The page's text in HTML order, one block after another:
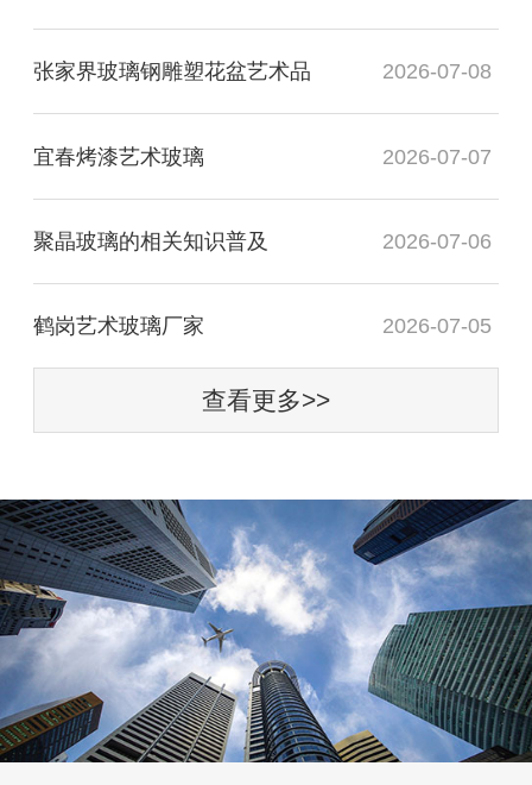
张家界玻璃钢雕塑花盆艺术品 2026-07-08
宜春烤漆艺术玻璃 2026-07-07
聚晶玻璃的相关知识普及 2026-07-06
鹤岗艺术玻璃厂家 2026-07-05
查看更多>>